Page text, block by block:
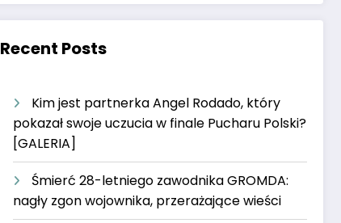
Recent Posts
Kim jest partnerka Angel Rodado, który
pokazał swoje uczucia w finale Pucharu Polski?
[GALERIA]
Śmierć 28-letniego zawodnika GROMDA:
nagły zgon wojownika, przerażające wieści